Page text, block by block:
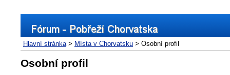
Hlavní stránka> Místa v Chorvatsku > Osobní profil
Osobní profil